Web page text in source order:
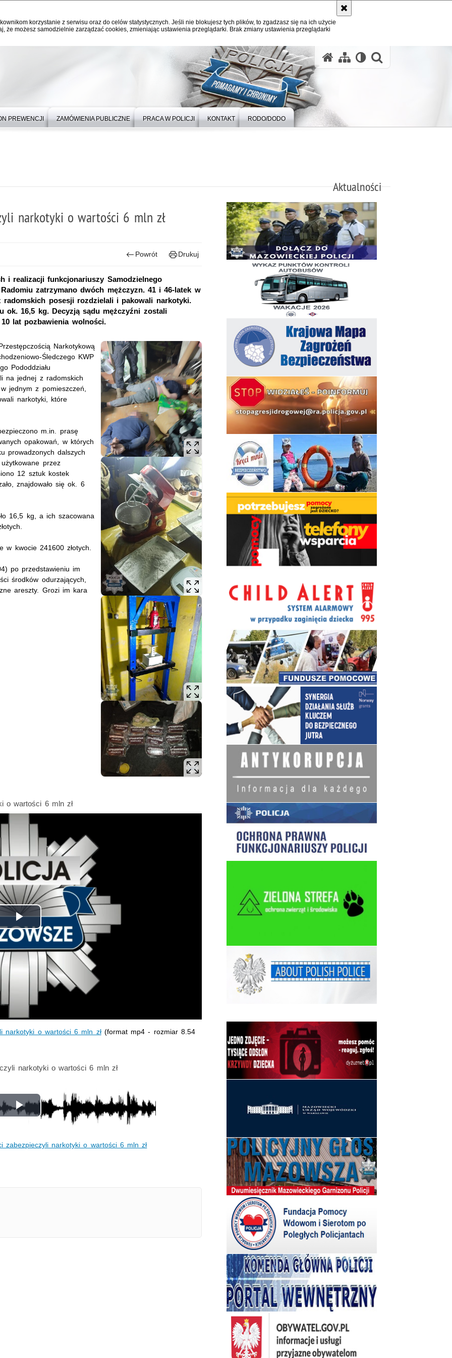
korzystanie z serwisu oraz do celów statystycznych. Jeśli nie blokujesz tych plików, to zgadzasz się na ich użycie
że możesz samodzielnie zarządzać cookies, zmieniając ustawienia przeglądarki. Brak zmiany ustawienia przeglądarki
PREWENCJI ZAMÓWIENIA PUBLICZNE PRACA W POLICJI KONTAKT RODO/DODO
Aktualności
narkotyki o wartości 6 mln zł
Powrót Drukuj
i realizacji funkcjonariuszy Samodzielnego
zatrzymano dwóch mężczyzn. 41 i 46-latek w
posesji rozdzielali i pakowali narkotyki.
ok. 16,5 kg. Decyzją sądu mężczyźni zostali
lat pozbawienia wolności.
Narkotykową
Śledczego KWP
Pododdziału
na jednej z radomskich
jednym z pomieszczeń,
narkotyki, które
m.in. prasę
opakowań, w których
prowadzonych dalszych
przez
12 sztuk kostek
znajdowało się ok. 6
16,5 kg, a ich szacowana
w kwocie 241600 złotych.
po przedstawieniu im
środków odurzających,
areszty. Grozi im kara
o wartości 6 mln zł
o wartości 6 mln zł
Odtwórz
wideo
narkotyki o wartości 6 mln zł(format mp4 - rozmiar 8.54
narkotyki o wartości 6 mln zł
Odtwórz
wideo
zabezpieczyli narkotyki o wartości 6 mln zł